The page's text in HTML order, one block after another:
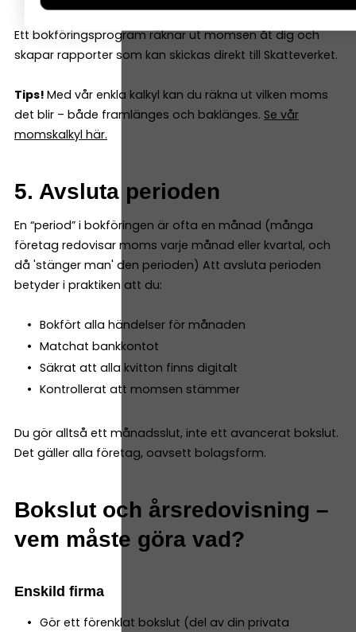
Ett bokföringsprogram räknar ut momsen åt dig och
skapar rapporter som kan skickas direkt till Skatteverket.
Tips! Med vår enkla kalkyl kan du räkna ut vilken moms
det blir – både framlänges och baklänges. Se vår
momskalkyl här.
5. Avsluta perioden
En “period” i bokföringen är ofta en månad (många
företag redovisar moms varje månad eller kvartal, och
då 'stänger man' den perioden) Att avsluta perioden
betyder i praktiken att du:
Bokfört alla händelser för månaden
Matchat bankkontot
Säkrat att alla kvitton finns digitalt
Kontrollerat att momsen stämmer
Du gör alltså ett månadsslut, inte ett avancerat bokslut.
Det gäller alla företag, oavsett bolagsform.
Bokslut och årsredovisning –
vem måste göra vad?
Enskild firma
Gör ett förenklat bokslut (del av din privata